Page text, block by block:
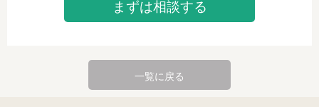
まずは相談する
一覧に戻る